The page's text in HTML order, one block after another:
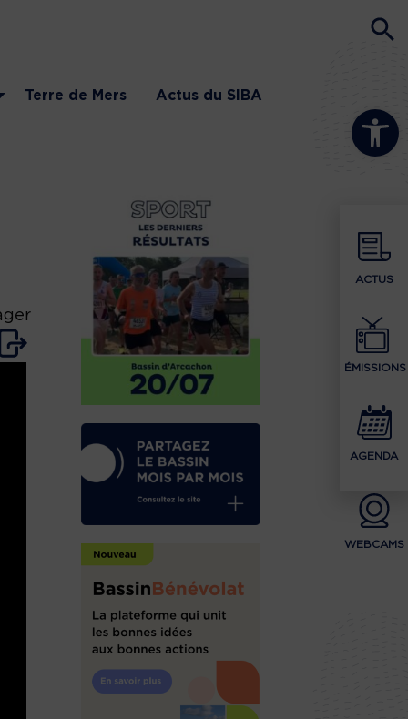
Ouvrir la
ACTUS
ÉMISSIONS
AGENDA
WEBCAMS
Terre de Mers Actus du SIBA